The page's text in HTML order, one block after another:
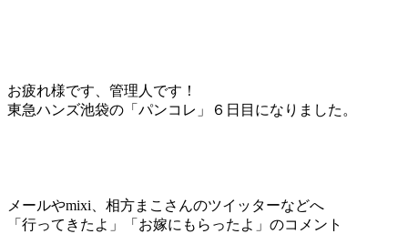
お疲れ様です、管理人です！
東急ハンズ池袋の「パンコレ」６日目になりました。
メールやmixi、相方まこさんのツイッターなどへ
「行ってきたよ」「お嫁にもらったよ」のコメント